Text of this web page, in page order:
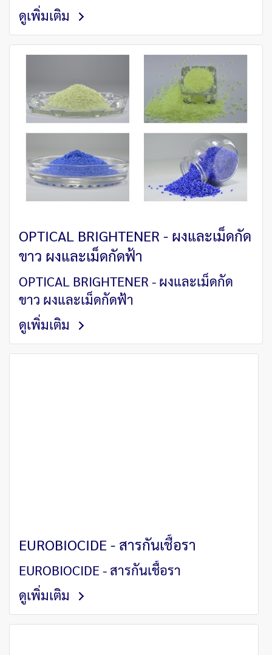
ดูเพิ่มเติม
OPTICAL BRIGHTENER - ผงและเม็ดกัด
ขาว ผงและเม็ดกัดฟ้า
OPTICAL BRIGHTENER - ผงและเม็ดกัด
ขาว ผงและเม็ดกัดฟ้า
ดูเพิ่มเติม
EUROBIOCIDE - สารกันเชื้อรา
EUROBIOCIDE - สารกันเชื้อรา
ดูเพิ่มเติม